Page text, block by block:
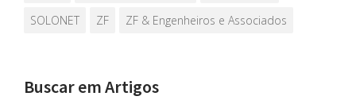
SOLONET
ZF ZF & Engenheiros e Associados
Buscar em Artigos